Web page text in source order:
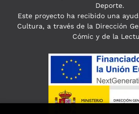
Deporte.
Este proyecto ha recibido una
Cultura, a través de la Dirección
Cómic y de la